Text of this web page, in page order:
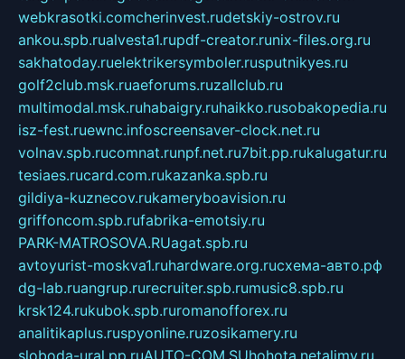
webkrasotki.comcherinvest.rudetskiy-ostrov.ru
ankou.spb.rualvesta1.rupdf-creator.runix-files.org.ru
sakhatoday.ruelektrikersymboler.rusputnikyes.ru
golf2club.msk.ruaeforums.ruzallclub.ru
multimodal.msk.ruhabaigry.ruhaikko.rusobakopedia.ru
isz-fest.ruewnc.infoscreensaver-clock.net.ru
volnav.spb.rucomnat.runpf.net.ru7bit.pp.rukalugatur.ru
tesiaes.rucard.com.rukazanka.spb.ru
gildiya-kuznecov.rukameryboavision.ru
griffoncom.spb.rufabrika-emotsiy.ru
PARK-MATROSOVA.RUagat.spb.ru
avtoyurist-moskva1.ruhardware.org.ruсхема-авто.рф
dg-lab.ruangrup.rurecruiter.spb.rumusic8.spb.ru
krsk124.rukubok.spb.ruromanofforex.ru
analitikaplus.ruspyonline.ruzosikamery.ru
sloboda-ural.pp.ruAUTO-COM.SUhohota.netalimy.ru